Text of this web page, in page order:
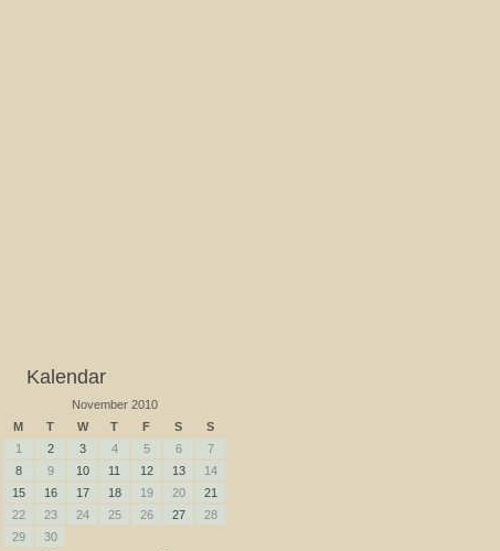
Kalendar
November 2010
M
T W T F S S
1 2 3 4 5 6
7
8
9 10 11 12 13
14
15
16 17 18 19 20
21
22
23 24 25 26 27
28
29
30